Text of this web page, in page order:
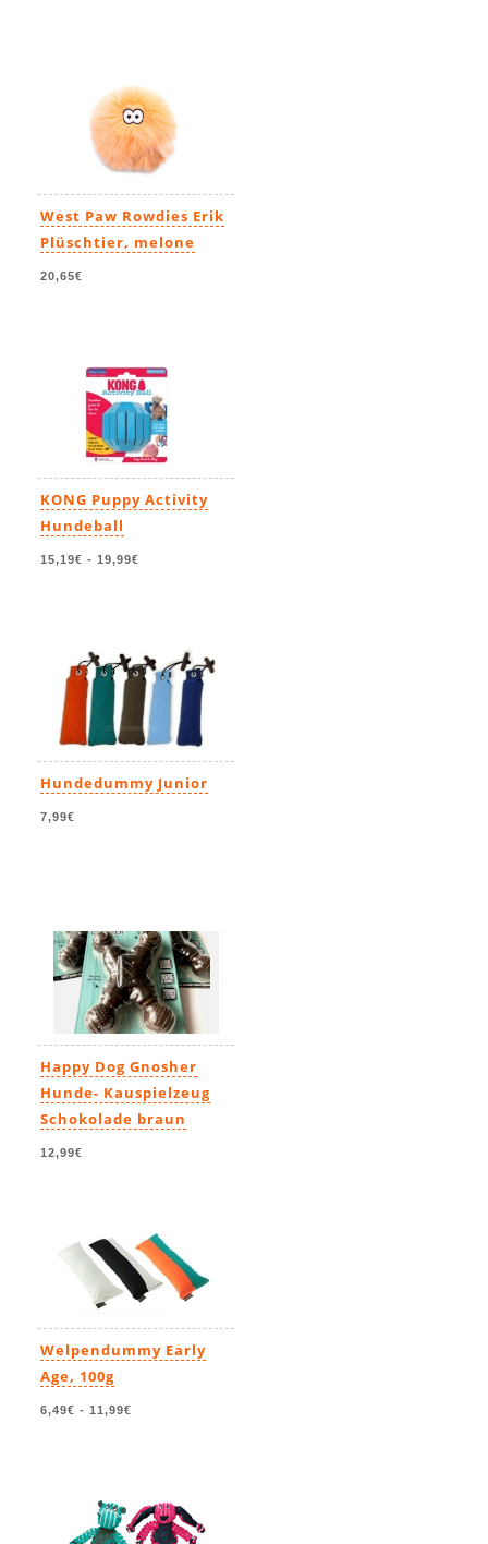
West Paw Rowdies Erik
Plüschtier, melone
20,65€
KONG Puppy Activity
Hundeball
15,19€ - 19,99€
Hundedummy Junior
7,99€
Happy Dog Gnosher
Hunde- Kauspielzeug
Schokolade braun
12,99€
Welpendummy Early
Age, 100g
6,49€ - 11,99€